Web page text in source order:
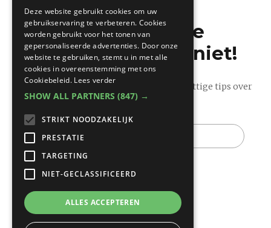
Mis de laatste
bouwnieuwtjes niet!
Ontvang onze wekelijkse updates vol nuttige tips over
bouwen en verbouwen.
E-
mail
Deze website gebruikt cookies om uw
gebruikservaring te verbeteren. Cookies
worden gebruikt voor het tonen van
gepersonaliseerde advertenties. Door onze
website te gebruiken, stemt u in met alle
cookies in overeenstemming met ons
Cookiebeleid. Lees verder
SHOW ALL PARTNERS (847) →
STRIKT NOODZAKELIJK
PRESTATIE
TARGETING
NIET-GECLASSIFICEERD
ALLES ACCEPTEREN